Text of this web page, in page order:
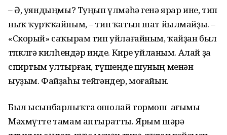
– Ә, уяндыңмы? Туңып үлмәһә генә ярар ине, тип
ныҡ ҡурҡҡайным, – тип ҡатын шат йылмайҙы. –
«Скорый» саҡырам тип уйлағайным, ҡайҙан был
төпкөлгә килһендәр инде. Кире уйланым. Алай ҙа
спиртым ултырған, түшеңде шуның менән
ыуҙым. Файҙаһы тейгәндер, моғайын.
Был ысынбарлыҡта ошолай тормош ағымы
Мәхмүтте тамам аптыратты. Ярым шәрә